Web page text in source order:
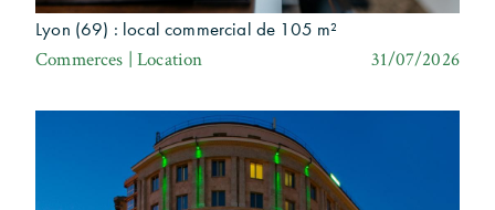
Lyon (69) : local commercial de 105 m²
Commerces | Location 31/07/2026